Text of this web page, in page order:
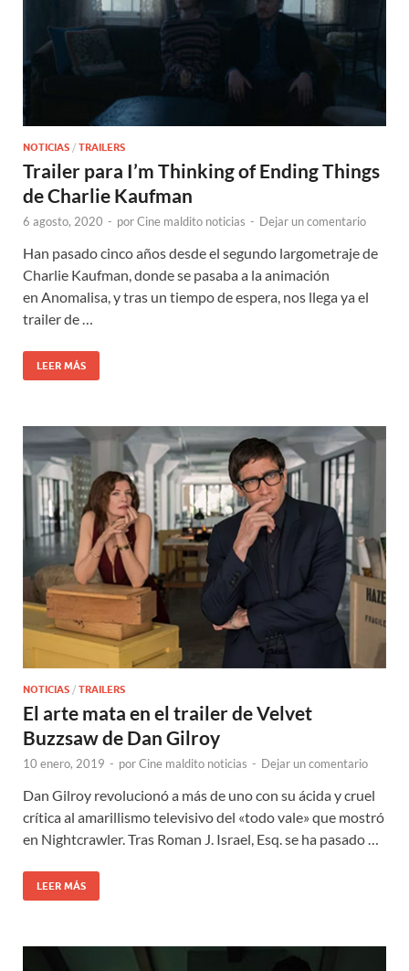
NOTICIAS / TRAILERS
Trailer para I’m Thinking of Ending Things
de Charlie Kaufman
6 agosto, 2020 - porCine maldito noticias - Dejar un comentario
Han pasado cinco años desde el segundo largometraje de
Charlie Kaufman, donde se pasaba a la animación
en Anomalisa, y tras un tiempo de espera, nos llega ya el
trailer de …
LEER MÁS
NOTICIAS / TRAILERS
El arte mata en el trailer de Velvet
Buzzsaw de Dan Gilroy
10 enero, 2019 - porCine maldito noticias - Dejar un comentario
Dan Gilroy revolucionó a más de uno con su ácida y cruel
crítica al amarillismo televisivo del «todo vale» que mostró
en Nightcrawler. Tras Roman J. Israel, Esq. se ha pasado …
LEER MÁS